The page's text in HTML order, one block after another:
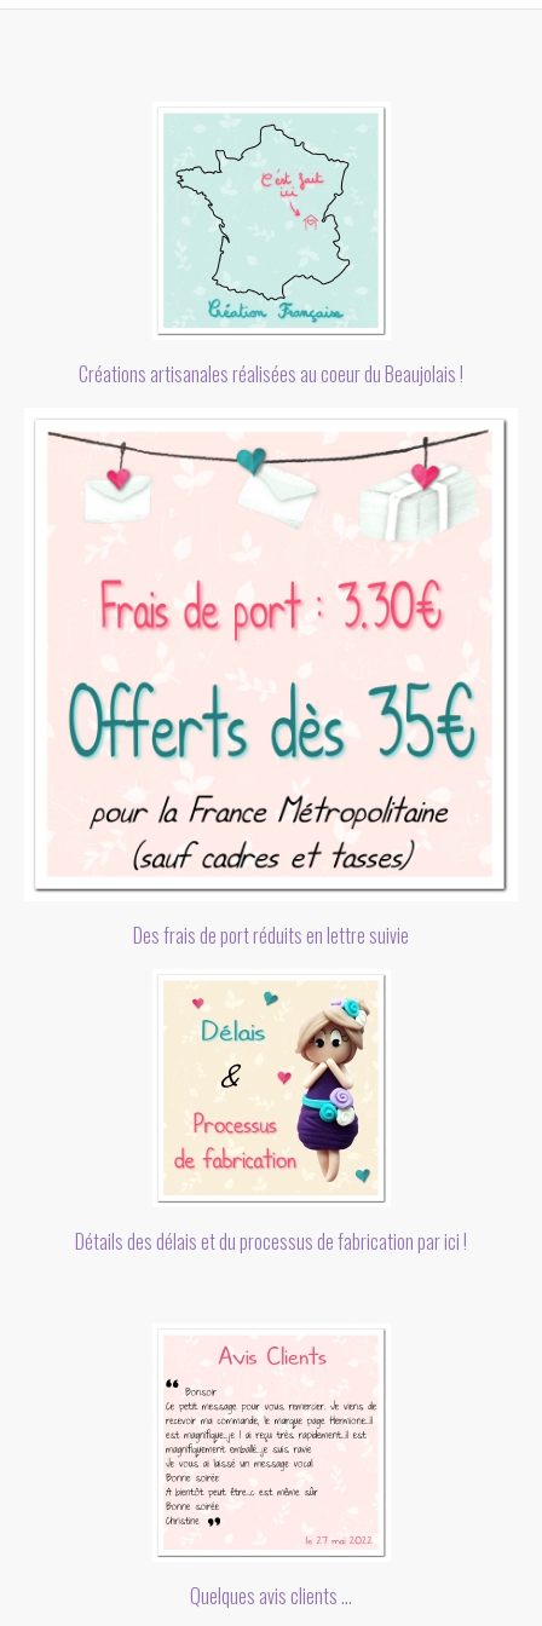
Créations artisanales réalisées au coeur du Beaujolais !
Des frais de port réduits en lettre suivie
Détails des délais et du processus de fabrication par ici !
Quelques avis clients ...